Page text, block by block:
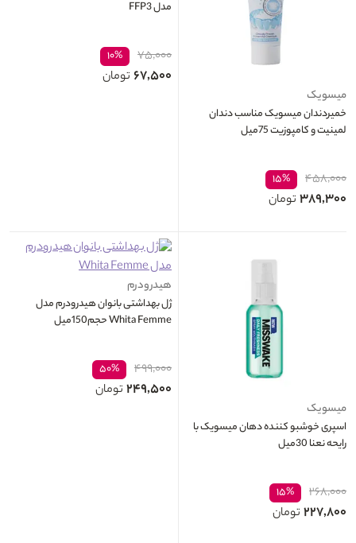
میسویک
خمیردندان میسویک مناسب دندان
لمینیت و کامپوزیت 75میل
۴۵۸,۰۰۰ ۱۵%
۳۸۹,۳۰۰ تومان
مدل FFP3
۷۵,۰۰۰ ۱۰%
۶۷,۵۰۰ تومان
میسویک
اسپری خوشبو کننده دهان میسویک با
رایحه نعنا 30میل
۲۶۸,۰۰۰ ۱۵%
۲۲۷,۸۰۰ تومان
هیدرودرم
ژل بهداشتی بانوان هیدرودرم مدل
Whita Femme حجم150میل
۴۹۹,۰۰۰ ۵۰%
۲۴۹,۵۰۰ تومان